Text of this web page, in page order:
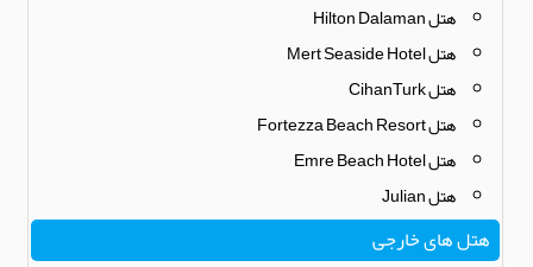
هتل Hilton Dalaman
هتل Mert Seaside Hotel
هتل CihanTurk
هتل Fortezza Beach Resort
هتل Emre Beach Hotel
هتل Julian
هتل های خارجی